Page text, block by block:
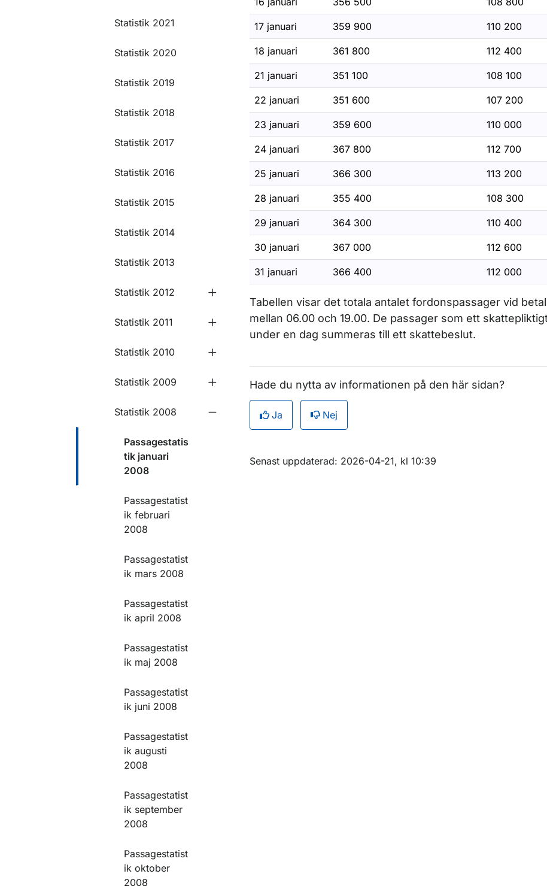
Statistik 2021
Statistik 2020
Statistik 2019
Statistik 2018
Statistik 2017
Statistik 2016
Statistik 2015
Statistik 2014
Statistik 2013
Statistik 2012
Undermeny för Statistik 2012
Statistik 2011
Undermeny för Statistik 2011
Statistik 2010
Undermeny för Statistik 2010
Statistik 2009
Undermeny för Statistik 2009
Statistik 2008
Undermeny för Statistik 2008
Passagestatis
tik januari
2008
Passagestatist
ik februari
2008
Passagestatist
ik mars 2008
Passagestatist
ik april 2008
Passagestatist
ik maj 2008
Passagestatist
ik juni 2008
Passagestatist
ik augusti
2008
Passagestatist
ik september
2008
Passagestatist
ik oktober
2008
17 januari 359 900 110 200
18 januari 361 800 112 400
21 januari 351 100 108 100
22 januari 351 600 107 200
23 januari 359 600 110 000
24 januari 367 800 112 700
25 januari 366 300 113 200
28 januari 355 400 108 300
29 januari 364 300 110 400
30 januari 367 000 112 600
31 januari 366 400 112 000
Tabellen visar det totala antalet fordonspassager vid
mellan 06.00 och 19.00. De passager som ett
under en dag summeras till ett skattebeslut.
Hade du nytta av informationen på den här sidan?
Ja Nej
Om sidan
Senast uppdaterad: 2026-04-21, kl 10:39